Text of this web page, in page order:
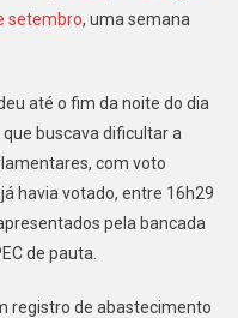
setembro, uma semana
até o fim da noite do dia
buscava dificultar a
com voto
havia votado, entre 16h29
pela bancada
de pauta.
registro de abastecimento